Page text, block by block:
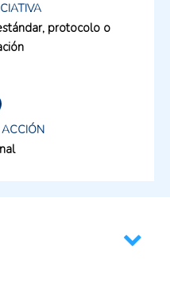
protocolo o